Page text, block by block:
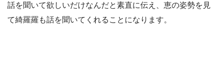
話を聞いて欲しいだけなんだと素直に伝え、恵の姿勢を見
て綺羅羅も話を聞いてくれることになります。